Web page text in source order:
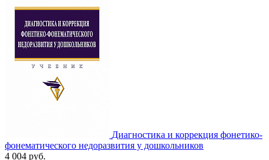
Диагностика и коррекция фонетико-
фонематического недоразвития у дошкольников
4 004 руб.